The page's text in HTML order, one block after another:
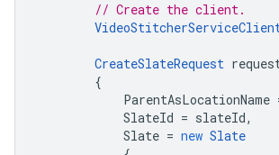
// Create the client.
CreateSlateRequest
SlateId = slateId
Slate = new Slate